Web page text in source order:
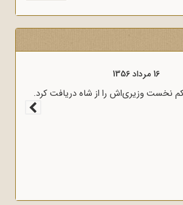
16 مرداد 1356
نخست وزیری‌اش را از شاه دریافت کرد.